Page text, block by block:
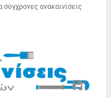
σύγχρονες ανακαινίσεις